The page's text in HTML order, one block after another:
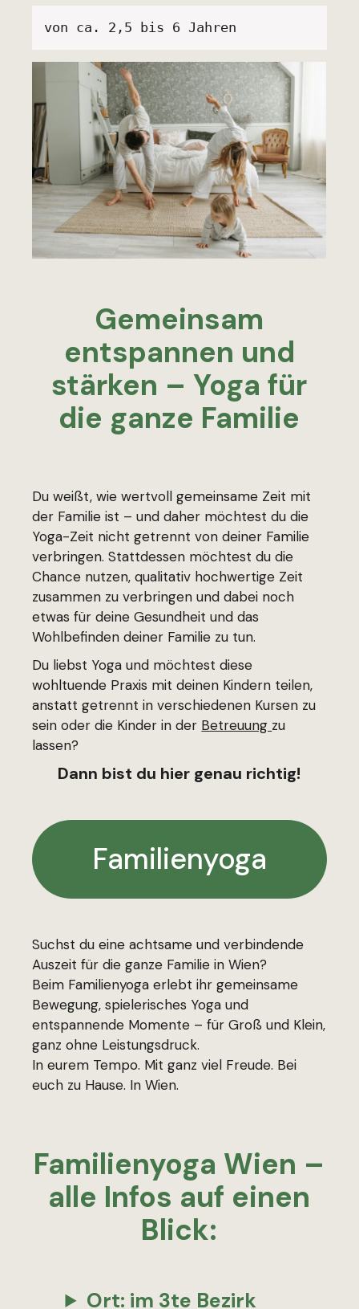
von ca. 2,5 bis 6 Jahren
Gemeinsam
entspannen und
stärken – Yoga für
die ganze Familie
Du weißt, wie wertvoll gemeinsame Zeit mit
der Familie ist – und daher möchtest du die
Yoga-Zeit nicht getrennt von deiner Familie
verbringen. Stattdessen möchtest du die
Chance nutzen, qualitativ hochwertige Zeit
zusammen zu verbringen und dabei noch
etwas für deine Gesundheit und das
Wohlbefinden deiner Familie zu tun.
Du liebst Yoga und möchtest diese
wohltuende Praxis mit deinen Kindern teilen,
anstatt getrennt in verschiedenen Kursen zu
sein oder die Kinder in der Betreuung zu
lassen?
Dann bist du hier genau richtig!
Familienyoga
Suchst du eine achtsame und verbindende
Auszeit für die ganze Familie in Wien?
Beim Familienyoga erlebt ihr gemeinsame
Bewegung, spielerisches Yoga und
entspannende Momente – für Groß und Klein,
ganz ohne Leistungsdruck.
In eurem Tempo. Mit ganz viel Freude. Bei
euch zu Hause. In Wien.
Familienyoga Wien –
alle Infos auf einen
Blick:
Ort: im 3te Bezirk